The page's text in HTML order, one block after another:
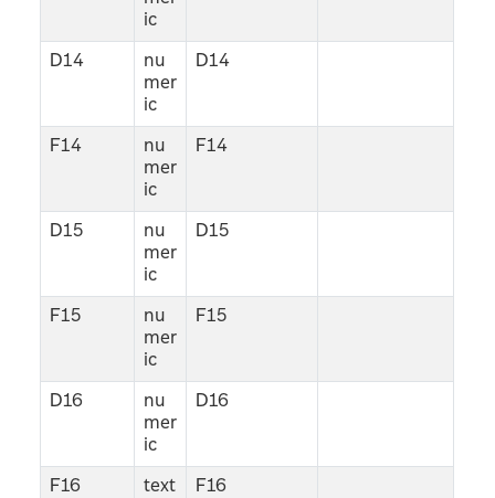
ic
D14
nu
mer
ic
D14
F14
nu
mer
ic
F14
D15
nu
mer
ic
D15
F15
nu
mer
ic
F15
D16
nu
mer
ic
D16
F16 text F16